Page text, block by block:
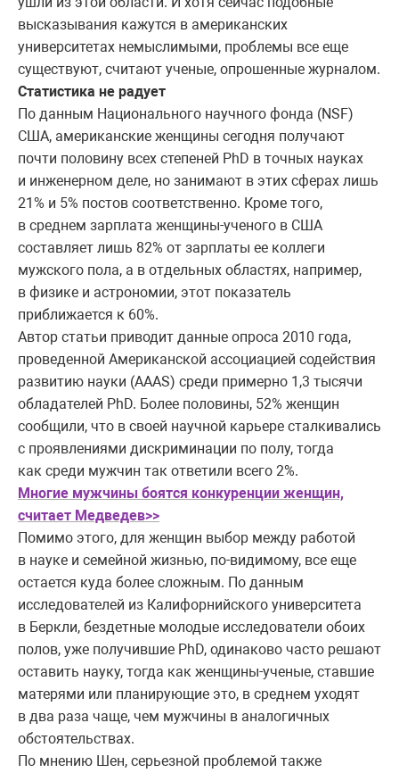
высказывания кажутся в американских
университетах немыслимыми, проблемы все еще
существуют, считают ученые, опрошенные журналом.
Статистика не радует
По данным Национального научного фонда (NSF)
США, американские женщины сегодня получают
почти половину всех степеней PhD в точных науках
и инженерном деле, но занимают в этих сферах лишь
21% и 5% постов соответственно. Кроме того,
в среднем зарплата женщины-ученого в США
составляет лишь 82% от зарплаты ее коллеги
мужского пола, а в отдельных областях, например,
в физике и астрономии, этот показатель
приближается к 60%.
Автор статьи приводит данные опроса 2010 года,
проведенной Американской ассоциацией содействия
развитию науки (AAAS) среди примерно 1,3 тысячи
обладателей PhD. Более половины, 52% женщин
сообщили, что в своей научной карьере сталкивались
с проявлениями дискриминации по полу, тогда
как среди мужчин так ответили всего 2%.
Многие мужчины боятся конкуренции женщин,
считает Медведев>>
Помимо этого, для женщин выбор между работой
в науке и семейной жизнью, по-видимому, все еще
остается куда более сложным. По данным
исследователей из Калифорнийского университета
в Беркли, бездетные молодые исследователи обоих
полов, уже получившие PhD, одинаково часто решают
оставить науку, тогда как женщины-ученые, ставшие
матерями или планирующие это, в среднем уходят
в два раза чаще, чем мужчины в аналогичных
обстоятельствах.
По мнению Шен, серьезной проблемой также